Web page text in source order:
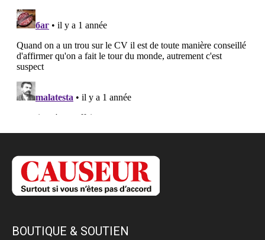
BOUTIQUE & SOUTIEN